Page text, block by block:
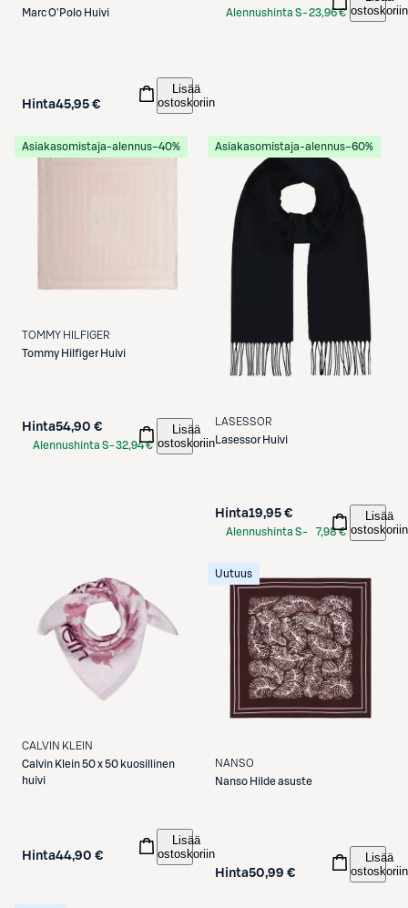
Marc O'Polo Huivi
Hinta45,95 €
Lisää
ostoskoriin
Alennushinta S-23,96 € ostoskoriin
Asiakasomistaja-alennus−40%
TOMMY HILFIGER
Tommy Hilfiger Huivi
Hinta54,90 €
Alennushinta S-32,94 €
Lisää
ostoskoriin
Asiakasomistaja-alennus−60%
LASESSOR
Lasessor Huivi
Hinta19,95 €
Alennushinta S-
7,98 €
Lisää
ostoskoriin
CALVIN KLEIN
Calvin Klein50 x 50 kuosillinen
huivi
Hinta44,90 €
Lisää
ostoskoriin
Uutuus
NANSO
Nanso Hilde asuste
Hinta50,99 €
Lisää
ostoskoriin